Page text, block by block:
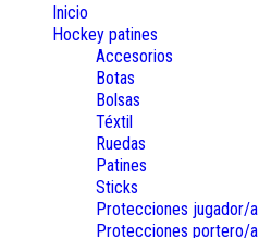
Inicio
Hockey patines
Accesorios
Botas
Bolsas
Téxtil
Ruedas
Patines
Sticks
Protecciones jugador/a
Protecciones portero/a